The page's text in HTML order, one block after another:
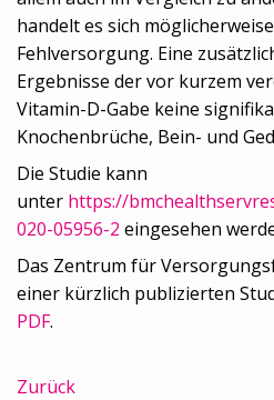
handelt es sich
Fehlversorgung. Eine
Ergebnisse der vor kurzem
Vitamin-D-Gabe keine
Knochenbrüche, Bein- und
Die Studie kann
unter https://
020-05956-2 eingesehen
Das Zentrum für
einer kürzlich publizierten
PDF.
Zurück